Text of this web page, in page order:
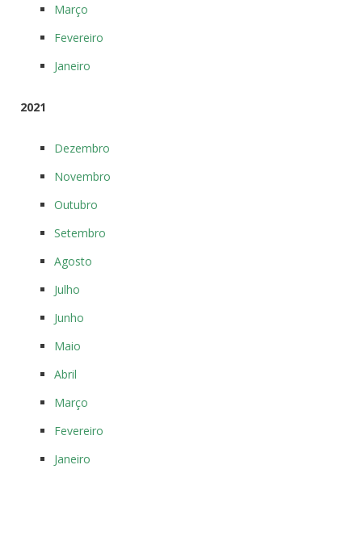
Março
Fevereiro
Janeiro
2021
Dezembro
Novembro
Outubro
Setembro
Agosto
Julho
Junho
Maio
Abril
Março
Fevereiro
Janeiro